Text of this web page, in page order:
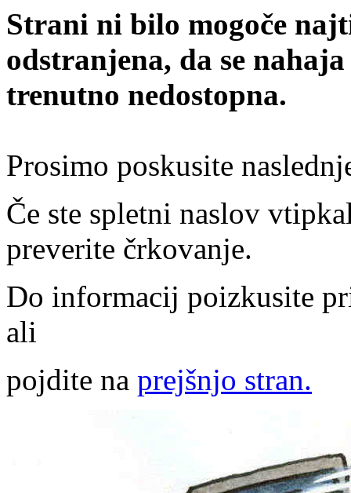
Strani ni bilo mogoče
odstranjena, da se
trenutno nedostopna.
Prosimo poskusite
Če ste spletni naslov
preverite črkovanje.
Do informacij poizkusite
ali
pojdite na prejšnjo stran.